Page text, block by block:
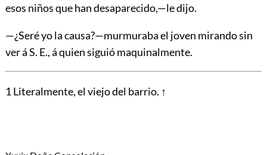
esos niños que han desaparecido,—le dijo.
—¿Seré yo la causa?—murmuraba el joven mirando sin
ver á S. E., á quien siguió maquinalmente.
1Literalmente, el viejo del barrio. ↑